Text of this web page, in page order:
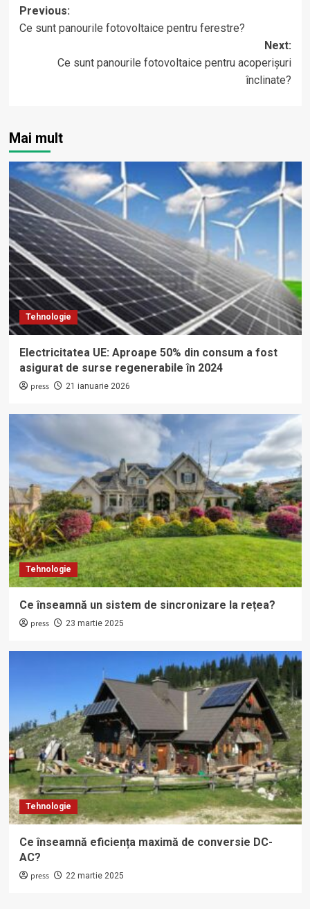
Post
navigation
Previous:
Ce sunt panourile fotovoltaice pentru ferestre?
Next:
Ce sunt panourile fotovoltaice pentru acoperișuri
înclinate?
Mai mult
Tehnologie
Electricitatea UE: Aproape 50% din consum a fost
asigurat de surse regenerabile în 2024
press 21 ianuarie 2026
Tehnologie
Ce înseamnă un sistem de sincronizare la rețea?
press 23 martie 2025
Tehnologie
Ce înseamnă eficiența maximă de conversie DC-
AC?
press 22 martie 2025